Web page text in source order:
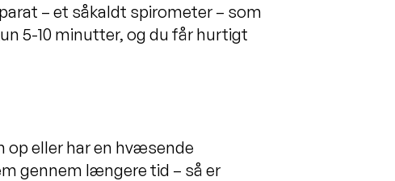
– et såkaldt spirometer – som
5-10 minutter, og du får hurtigt
eller har en hvæsende
gennem længere tid – så er